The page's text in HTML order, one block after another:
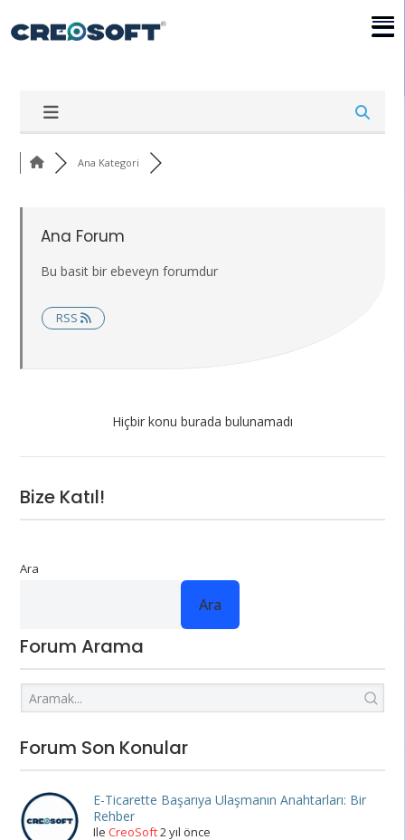
Ana Kategori
Ana Forum
Bu basit bir ebeveyn forumdur
RSS
Hiçbir konu burada bulunamadı
Bize Katıl!
Ara
Ara
Forum Arama
Forum Son Konular
E-Ticarette Başarıya Ulaşmanın Anahtarları: Bir
Rehber
IleCreoSoft2 yıl önce